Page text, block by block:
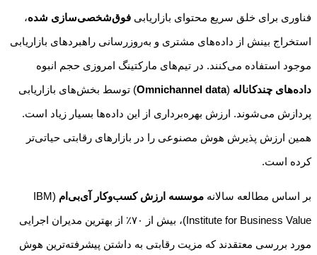
فناوری برای خلق سریع محتوای بازاریابی فوق‌شخصی‌سازی‌ شده،
استخراج بینش از داده‌های مشتری و به‌روزرسانی راهبردهای بازاریابی
موجود استفاده می‌کنند. در تیم‌های مارکتینگ امروزی حجم انبوه
داده‌های چندکاناله (
Omnichannel data) توسط بخش‌های بازاریابی
پردازش می‌شوند. ارزش بهره‌برداری از این داده‌ها بسیار زیاد است.
همین ارزش پذیرش هوش مصنوعی را در بازارهای رقابتی حیاتی‌تر
کرده است.
بر اساس مطالعه سالانه موسسه ارزش کسب‌وکار آی‌بی‌ام
(IBM
Institute for Business Value)، بیش از ۷۰٪ از بهترین مدیران اجرایی
مورد بررسی معتقدند که مزیت رقابتی به داشتن پیشرفته‌ترین هوش